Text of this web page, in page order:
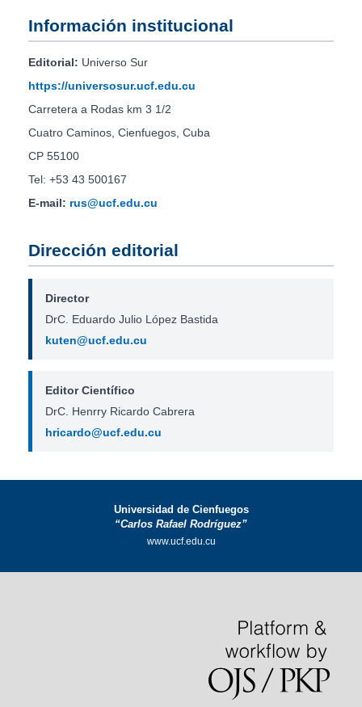
Información institucional
Editorial: Universo Sur
https://universosur.ucf.edu.cu
Carretera a Rodas km 3 1/2
Cuatro Caminos, Cienfuegos, Cuba
CP 55100
Tel: +53 43 500167
E-mail: rus@ucf.edu.cu
Dirección editorial
Director
DrC. Eduardo Julio López Bastida
kuten@ucf.edu.cu
Editor Científico
DrC. Henrry Ricardo Cabrera
hricardo@ucf.edu.cu
Universidad de Cienfuegos
“Carlos Rafael Rodríguez”
www.ucf.edu.cu